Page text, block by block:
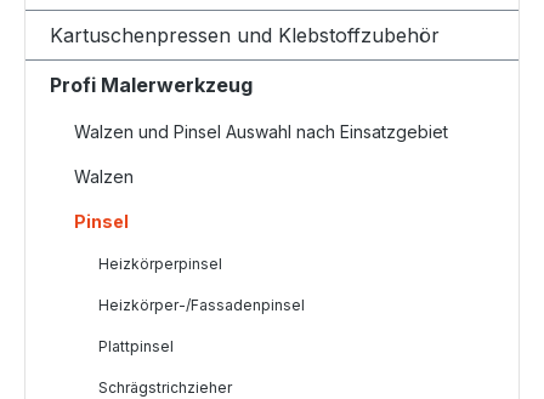
Kartuschenpressen und Klebstoffzubehör
Profi Malerwerkzeug
Walzen und Pinsel Auswahl nach Einsatzgebiet
Walzen
Pinsel
Heizkörperpinsel
Heizkörper-/Fassadenpinsel
Plattpinsel
Schrägstrichzieher